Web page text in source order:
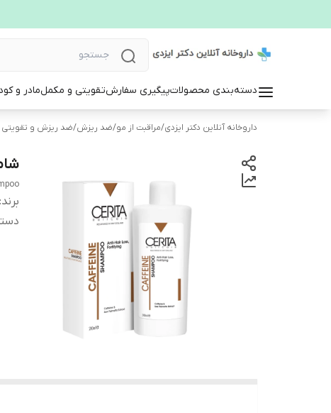
دسته‌بندی محصولاتپیگیری سفارشتقویتی و مکملمادر و
داروخانه آنلاین دکتر ایزدی/مراقبت از مو/ضد ریزش/ضد ریزش و تقویتی
شامپو
برند: